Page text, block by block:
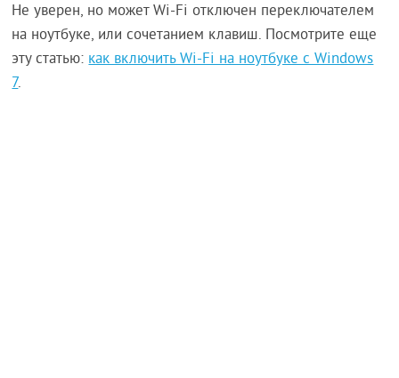
Не уверен, но может Wi-Fi отключен переключателем
на ноутбуке, или сочетанием клавиш. Посмотрите еще
эту статью:как включить Wi-Fi на ноутбуке с Windows
7.